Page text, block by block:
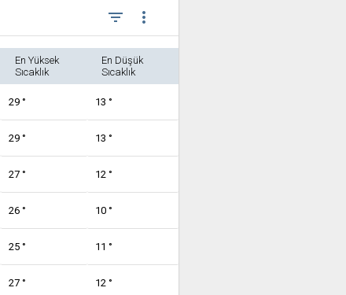
filter_list more_vert
En Yüksek
Sıcaklık
En Düşük
Sıcaklık
29 ° 13 °
29 ° 13 °
27 ° 12 °
26 ° 10 °
25 ° 11 °
27 ° 12 °